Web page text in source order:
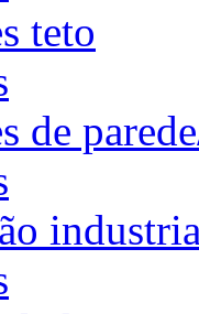
teto
de